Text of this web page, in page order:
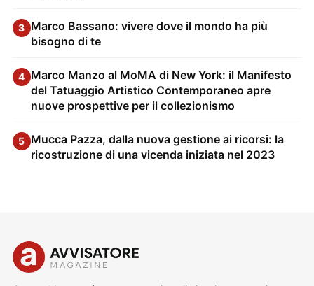
3 Marco Bassano: vivere dove il mondo ha più
bisogno di te
4 Marco Manzo al MoMA di New York: il Manifesto
del Tatuaggio Artistico Contemporaneo apre
nuove prospettive per il collezionismo
5 Mucca Pazza, dalla nuova gestione ai ricorsi: la
ricostruzione di una vicenda iniziata nel 2023